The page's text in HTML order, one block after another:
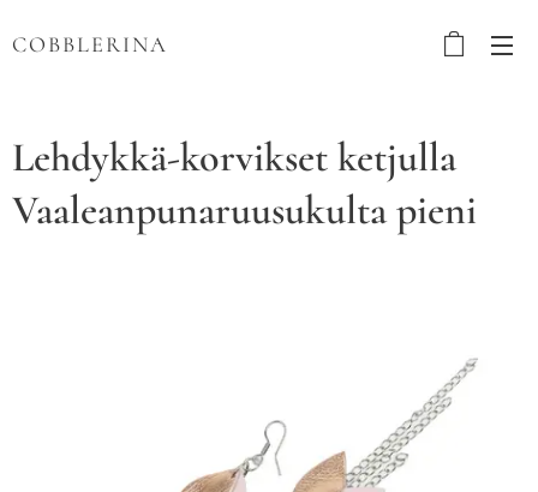
COBBLERINA
Lehdykkä-korvikset ketjulla
Vaaleanpunaruusukulta pieni